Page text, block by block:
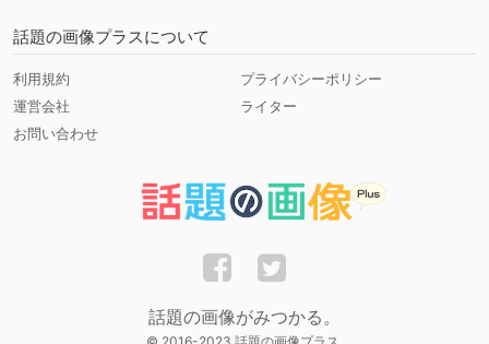
話題の画像プラスについて
利用規約
プライバシーポリシー
運営会社
ライター
お問い合わせ
話題の画像がみつかる。